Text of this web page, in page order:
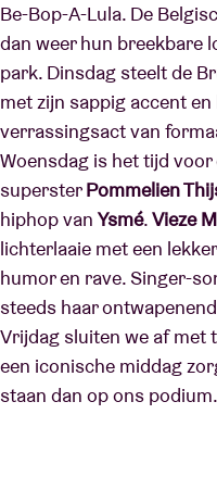
Be-Bop-A-Lula. De
dan weer hun breekbare
park. Dinsdag steelt de
met zijn sappig accent
verrassingsact van
Woensdag is het tijd
supersterPommelien
hiphop van Ysmé.Vieze
lichterlaaie met een
humor en rave. Singer-
steeds haar
Vrijdag sluiten we af met
een iconische middag
staan dan op ons podium.